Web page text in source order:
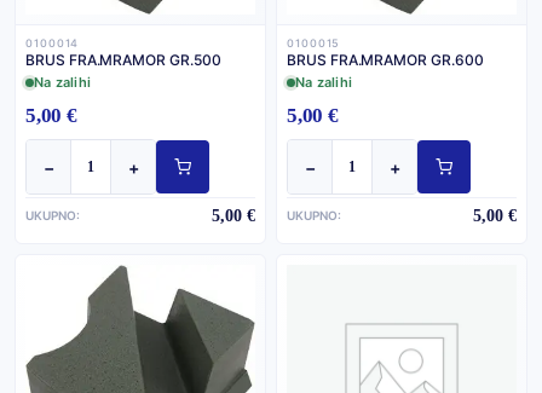
0100014
BRUS FRA.MRAMOR GR.500
Na zalihi
5,00 €
− +
UKUPNO: 5,00 €
0100015
BRUS FRA.MRAMOR GR.600
Na zalihi
5,00 €
− +
UKUPNO: 5,00 €